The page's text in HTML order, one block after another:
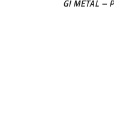
GI METAL –